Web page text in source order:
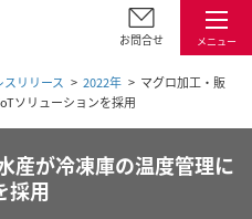
メニュー
お問合せ
スリリース 2022年
マグロ加工・販
ソリューションを採用
産が冷凍庫の温度管理に
採用